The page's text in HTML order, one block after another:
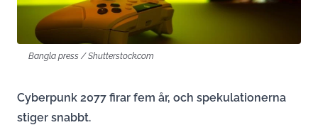
Bangla press / Shutterstock.com
Cyberpunk 2077 firar fem år, och spekulationerna
stiger snabbt.